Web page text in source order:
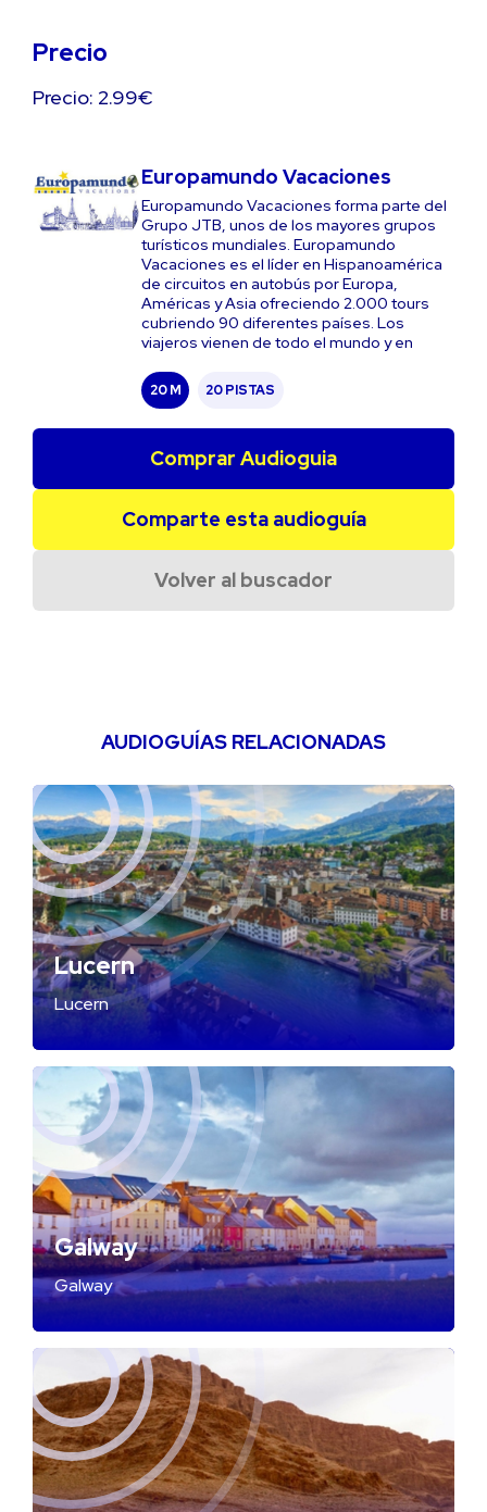
Precio
Precio: 2.99€
Europamundo Vacaciones
Europamundo Vacaciones forma parte del
Grupo JTB, unos de los mayores grupos
turísticos mundiales. Europamundo
Vacaciones es el líder en Hispanoamérica
de circuitos en autobús por Europa,
Américas y Asia ofreciendo 2.000 tours
cubriendo 90 diferentes países. Los
viajeros vienen de todo el mundo y en
20 M 20 PISTAS
Comprar Audioguia
Comparte esta audioguía
Volver al buscador
AUDIOGUÍAS RELACIONADAS
Lucern
Lucern
Galway
Galway